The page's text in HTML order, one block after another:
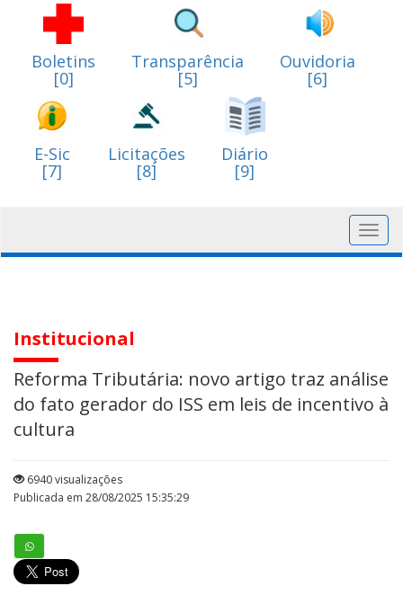
Boletins
[0]
Transparência
[5]
Ouvidoria
[6]
E-Sic
[7]
Licitações
[8]
Diário
[9]
Institucional
Reforma Tributária: novo artigo traz análise
do fato gerador do ISS em leis de incentivo à
cultura
6940 visualizações
Publicada em 28/08/2025 15:35:29